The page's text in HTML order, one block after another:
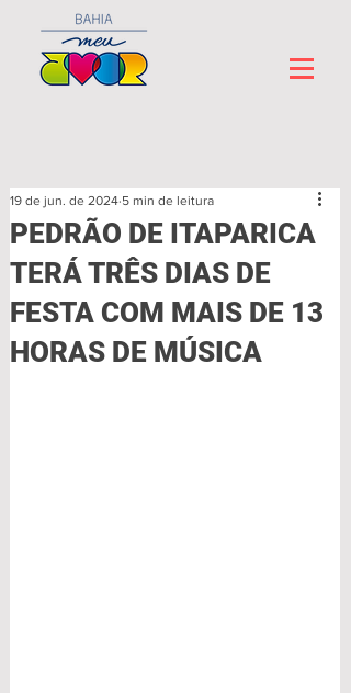
PEDRÃO DE ITAPARICA
TERÁ TRÊS DIAS DE
FESTA COM MAIS DE 13
HORAS DE MÚSICA
19 de jun. de 2024 5 min de leitura